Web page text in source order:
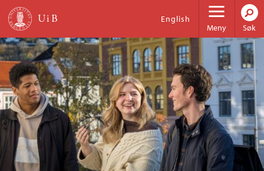
Universitetet i Bergen
Hopp til hovedinnhold
Meny
English
Søk
Informasjon for potensielle studenter